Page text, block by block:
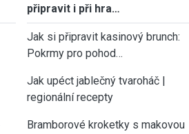
připravit i při hra…
Jak si připravit kasinový brunch:
Pokrmy pro pohod…
Jak upéct jablečný tvaroháč |
regionální recepty
Bramborové kroketky s makovou